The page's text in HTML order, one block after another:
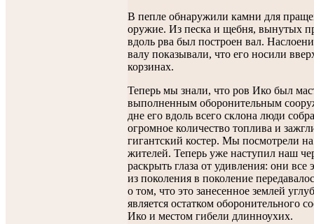
В пепле обнаружили камни для
оружие. Из песка и щебня, вынутых
вдоль рва был построен вал.
валу показывали, что его носили
корзинах.
Теперь мы знали, что ров Ико был
выполненным оборонительным
дне его вдоль всего склона люди
огромное количество топлива и
гигантский костер. Мы посмотрели
жителей. Теперь уже наступил наш
раскрыть глаза от удивления: они все
из поколения в поколение
о том, что это занесенное землей
является остатком оборонительного
Ико и местом гибели длинноухих.